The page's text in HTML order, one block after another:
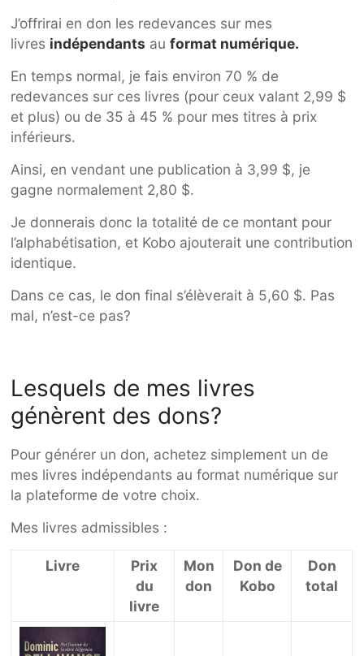
J’offrirai en don les redevances sur mes
livres indépendants auformat numérique.
En temps normal, je fais environ 70 % de
redevances sur ces livres (pour ceux valant 2,99 $
et plus) ou de 35 à 45 % pour mes titres à prix
inférieurs.
Ainsi, en vendant une publication à 3,99 $, je
gagne normalement 2,80 $.
Je donnerais donc la totalité de ce montant pour
l’alphabétisation, et Kobo ajouterait une contribution
identique.
Dans ce cas, le don final s’élèverait à 5,60 $. Pas
mal, n’est-ce pas?
Lesquels de mes livres
génèrent des dons?
Pour générer un don, achetez simplement un de
mes livres indépendants au format numérique sur
la plateforme de votre choix.
Mes livres admissibles :
Livre
Prix
du
livre
Mon
don
Don de
Kobo
Don
total